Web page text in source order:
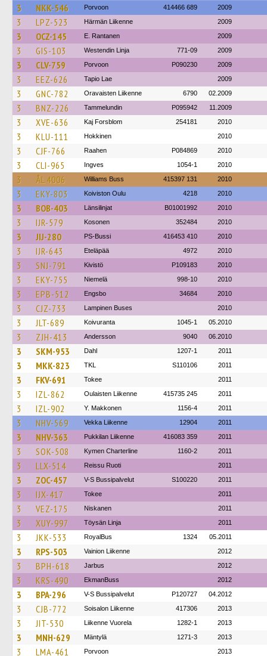
3 NKK-546 Porvoon 414466 689 2009
3 LPZ-523 Härmän Liikenne 2009
3 OCZ-145 E. Rantanen 2009
3 GIS-103 Westendin Linja 771-09 2009
3 CLV-759 Porvoon P090230 2009
3 EEZ-626 Tapio Lae 2009
3 GNC-782 Oravaisten Liikenne 6790 02.2009
3 BNZ-226 Tammelundin P095942 11.2009
3 XVE-636 Kaj Forsblom 254181 2010
3 KLU-111 Hokkinen 2010
3 CJF-766 Raahen P084869 2010
3 CLI-965 Ingves 1054-1 2010
3 ÅL 4006 Williams Buss 415397 131 2010
3 EKY-803 Koiviston Oulu 4218 2010
3 BOB-403 Länsilinjat B01001992 2010
3 IJR-579 Kosonen 352484 2010
3 JIJ-280 PS-Bussi 416453 410 2010
3 IJR-643 Eteläpää 4972 2010
3 SNJ-791 Kivistö P109183 2010
3 EKY-755 Niemelä 998-10 2010
3 EPB-512 Engsbo 34684 2010
3 CJZ-733 Lampinen Buses 2010
3 JLT-689 Koivuranta 1045-1 05.2010
3 ZJH-413 Andersson 9040 06.2010
3 SKM-953 Dahl 1207-1 2011
3 MKK-823 TKL S110106 2011
3 FKV-691 Tokee 2011
3 IZL-862 Oulaisten Liikenne 415735 245 2011
3 IZL-902 Y. Makkonen 1156-4 2011
3 NHV-569 Vekka Liikenne 12904 2011
3 NHV-363 Pukkilan Liikenne 416083 359 2011
3 SOK-508 Kymen Charterline 1160-2 2011
3 LLX-514 Reissu Ruoti 2011
3 ZOC-457 V-S Bussipalvelut S100220 2011
3 IJX-417 Tokee 2011
3 VEZ-175 Niskanen 2011
3 XUY-997 Töysän Linja 2011
3 JKK-533 RoyalBus 1324 05.2011
3 RPS-503 Vainion Liikenne 2012
3 BPH-618 Jarbus 2012
3 KRS-490 EkmanBuss 2012
3 BPA-296 V-S Bussipalvelut P120727 04.2012
3 CJB-772 Soisalon Liikenne 417306 2013
3 JIT-530 Liikenne Vuorela 1282-1 2013
3 MNH-629 Mäntylä 1271-3 2013
3 LMA-461 Porvoon 2013